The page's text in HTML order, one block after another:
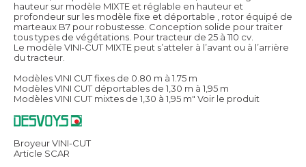
hauteur sur modèle MIXTE et réglable en hauteur et
profondeur sur les modèle fixe et déportable , rotor équipé de
marteaux B7 pour robustesse. Conception solide pour traiter
tous types de végétations. Pour tracteur de 25 à 110 cv.
Le modèle VINI-CUT MIXTE peut s’atteler à l’avant ou à l’arrière
du tracteur.
Modèles VINI CUT fixes de 0.80 m à 1.75 m
Modèles VINI CUT déportables de 1,30 m à 1,95 m
Modèles VINI CUT mixtes de 1,30 à 1,95 m" Voir le produit
Broyeur VINI-CUT
Article SCAR